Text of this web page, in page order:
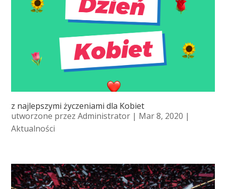
z najlepszymi życzeniami dla Kobiet
utworzone przezAdministrator | Mar 8, 2020 |
Aktualności